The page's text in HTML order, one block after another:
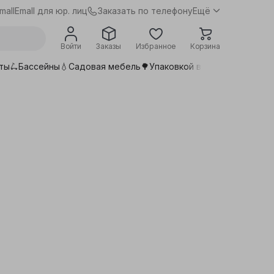
Emall для юр. лиц Заказать по телефонуЕщё
Войти Заказы Избранное Корзина
Бассейны💧 Садовая мебель🌳Упаковкой выгоднее📦